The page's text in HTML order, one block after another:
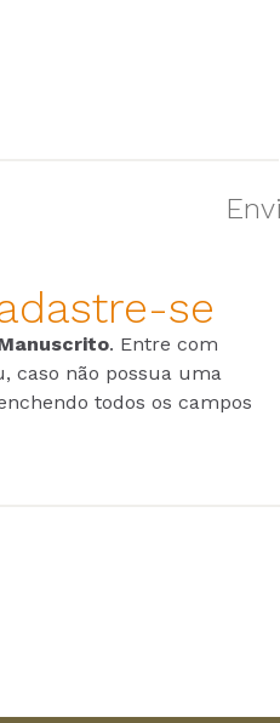
se
. Entre com
caso não possua uma
todos os campos